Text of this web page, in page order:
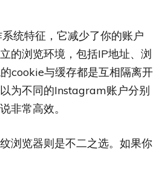
统特征，它减少了你的账户
的浏览环境，包括IP地址、浏
cookie与缓存都是互相隔离开
为不同的Instagram账户分别
非常高效。
浏览器则是不二之选。如果你